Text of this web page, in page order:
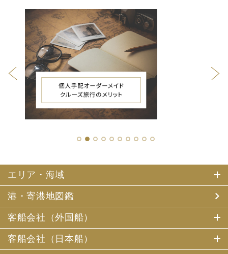
1 2 3 4 5 6 7 8 9 10
エリア・海域
港・寄港地図鑑
客船会社（外国船）
客船会社（日本船）